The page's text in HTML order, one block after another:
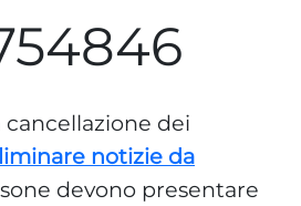
dei
notizie da
devono presentare